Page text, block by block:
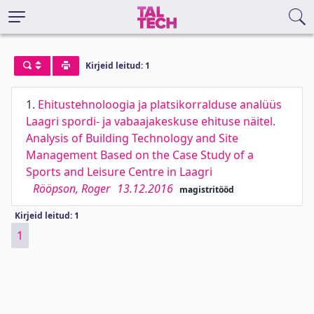
Kirjeid leitud: 1
1. Ehitustehnoloogia ja platsikorralduse analüüs
Laagri spordi- ja vabaajakeskuse ehituse näitel.
Analysis of Building Technology and Site
Management Based on the Case Study of a
Sports and Leisure Centre in Laagri
Rööpson, Roger 13.12.2016 magistritööd
Kirjeid leitud: 1
1